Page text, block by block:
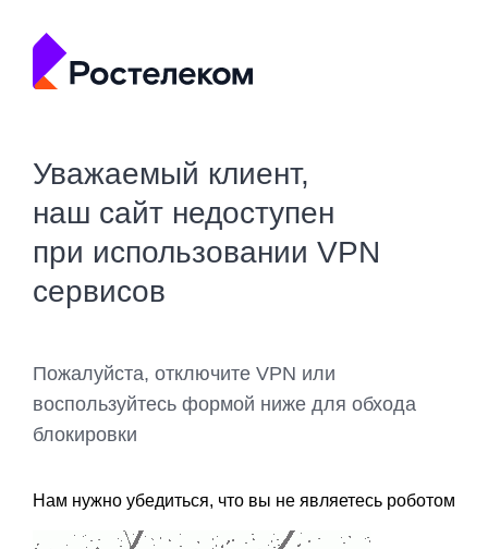
Уважаемый клиент,
наш сайт недоступен
при использовании VPN
сервисов
Пожалуйста, отключите VPN или
воспользуйтесь формой ниже для обхода
блокировки
Нам нужно убедиться, что вы не являетесь роботом